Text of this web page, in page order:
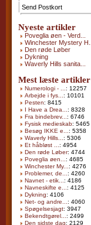
Send Postkort
Nyeste artikler
Poveglia øen - Verd...
Winchester Mystery H...
Den røde Løber
Dykning
Waverly Hills sanita...
Mest læste artikler
Numerologi - ... : 12257
Arbejde i fys... : 10101
Pesten: 8415
I Have a Drea... : 8328
Fra bindebrev... : 6746
Fysisk medieskab: 5465
Besøg IKKE e... : 5358
Waverly Hills... : 5306
Et håbløst ... : 4954
Den røde Løber: 4744
Poveglia øen... : 4685
Winchester My... : 4276
Problemer, de... : 4260
Navnet - etik... : 4186
Navneskifte e... : 4125
Dykning: 4106
Net- og andre... : 4060
Spøgelsesjagt: 3947
Bekendtgørel... : 2499
Den sidste dag: 2129